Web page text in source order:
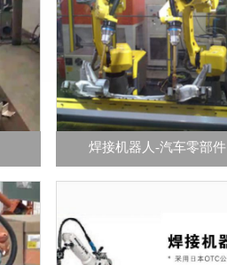
焊接机器人-汽车零部件